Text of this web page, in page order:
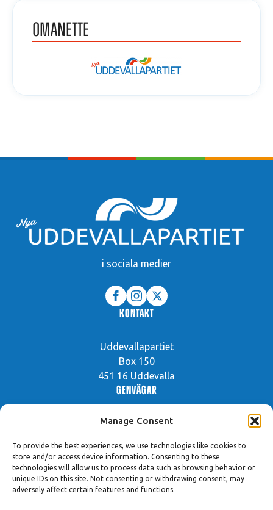
Manage Consent
To provide the best experiences, we use technologies like cookies to
store and/or access device information. Consenting to these
technologies will allow us to process data such as browsing behavior or
unique IDs on this site. Not consenting or withdrawing consent, may
adversely affect certain features and functions.
OmAnette
i sociala medier
Kontakt
Uddevallapartiet
Box 150
451 16 Uddevalla
Genvägar
Vår politik
Prioriterade frågor
Engagera dig!
Hantering av kakor